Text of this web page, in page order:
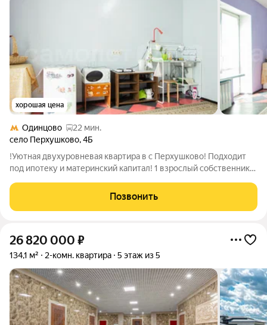
хорошая цена
Одинцово
22 мин.
село Перхушково,4Б
!Уютная двухуровневая квартира в с Перхушково! Подходит
под ипотеку и материнский капитал! 1 взрослый собственник!
использовать материнский капитал отличный вариант для
семей с детьми; Для вашего
Позвонить
26 820 000 ₽
134,1 м² 2-комн. квартира 5 этаж из 5